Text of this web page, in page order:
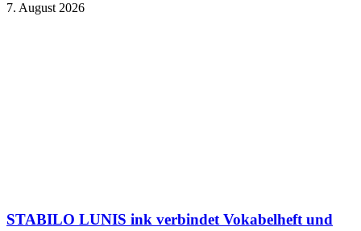
7. August 2026
STABILO LUNIS ink verbindet Vokabelheft und